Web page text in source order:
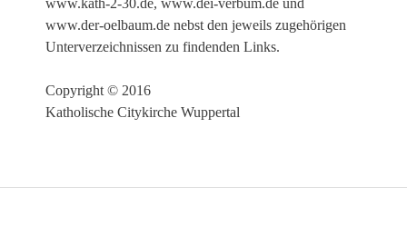
www.kath-2-30.de, www.dei-verbum.de und
www.der-oelbaum.de nebst den jeweils zugehörigen
Unterverzeichnissen zu findenden Links.
Copyright © 2016
Katholische Citykirche Wuppertal